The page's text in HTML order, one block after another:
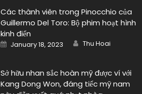
Các thành viên trong Pinocchio của
Guillermo Del Toro: Bộ phim hoạt hình
kinh điển
Posted
on
January 18, 2023 Author
Thu Hoai
Sở hữu nhan sắc hoàn mỹ được ví với
Kang Dong Won, đáng tiếc mỹ nam